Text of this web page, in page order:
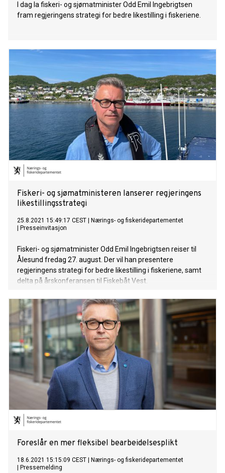
I dag la fiskeri- og sjømatminister Odd Emil Ingebrigtsen
fram regjeringens strategi for bedre likestilling i fiskeriene.
Fiskeri- og sjømatministeren lanserer regjeringens
likestillingsstrategi
25.8.2021 15:49:17 CEST
Nærings- og fiskeridepartementet
Presseinvitasjon
Fiskeri- og sjømatminister Odd Emil Ingebrigtsen reiser til
Ålesund fredag 27. august. Der vil han presentere
regjeringens strategi for bedre likestilling i fiskeriene, samt
delta på årskonferansen til Fiskebåt Vest.
Foreslår en mer fleksibel bearbeidelsesplikt
18.6.2021 15:15:09 CEST
Nærings- og fiskeridepartementet
Pressemelding